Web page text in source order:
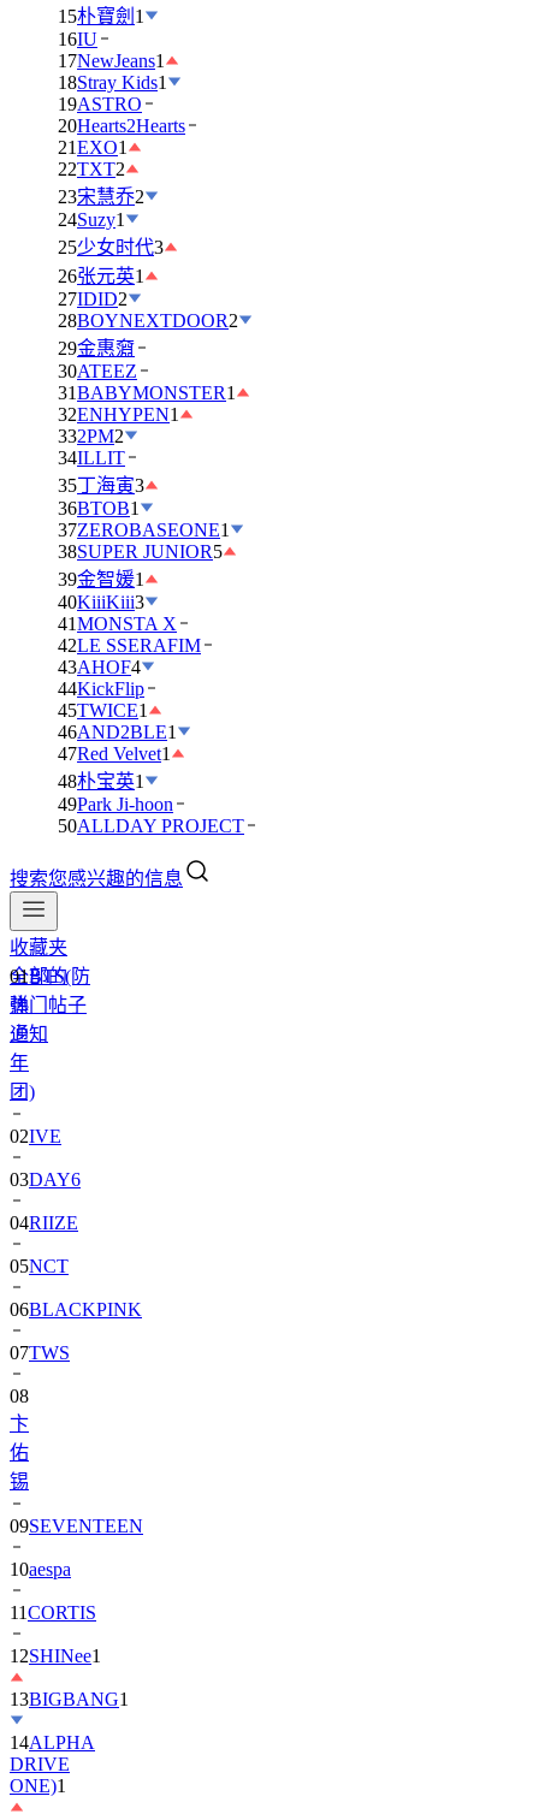
15朴寶劍 1
16IU
17NewJeans1
18Stray Kids1
19ASTRO
20Hearts2Hearts
21EXO1
22TXT2
23宋慧乔2
24Suzy1
25少女时代3
26张元英1
27IDID2
28BOYNEXTDOOR2
29金惠奫
30ATEEZ
31BABYMONSTER1
32ENHYPEN1
332PM2
34ILLIT
35丁海寅3
36BTOB1
37ZEROBASEONE1
38SUPER JUNIOR5
39金智媛1
40KiiiKiii3
41MONSTA X
42LE SSERAFIM
43AHOF4
44KickFlip
45TWICE1
46AND2BLE1
47Red Velvet1
48朴宝英1
49Park Ji-hoon
50ALLDAY PROJECT
搜索您感兴趣的信息
收藏夹
全部的
热门帖子
通知
01BTS(防
弹
少
年
团)
02IVE
03DAY6
04RIIZE
05NCT
06BLACKPINK
07TWS
08
卞
佑
锡
09SEVENTEEN
10aespa
11CORTIS
12SHINee1
13BIGBANG1
14ALPHA
DRIVE
ONE)1